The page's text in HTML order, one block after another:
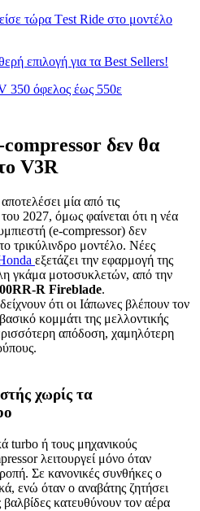
τώρα Τest Ride στο μοντέλο
επιλογή για τα Best Sellers!
350 όφελος έως 550ε
compressor δεν θα
V3R
μία από τις
2027, όμως φαίνεται ότι η νέα
(e-compressor) δεν
τρικύλινδρο μοντέλο. Νέες
εξετάζει την εφαρμογή της
γκάμα μοτοσυκλετών, από την
R Fireblade.
ότι οι Ιάπωνες βλέπουν τον
κομμάτι της μελλοντικής
απόδοση, χαμηλότερη
χωρίς τα
turbo ή τους μηχανικούς
λειτουργεί μόνο όταν
ροπή. Σε κανονικές συνθήκες ο
ενώ όταν ο αναβάτης ζητήσει
κατευθύνουν τον αέρα